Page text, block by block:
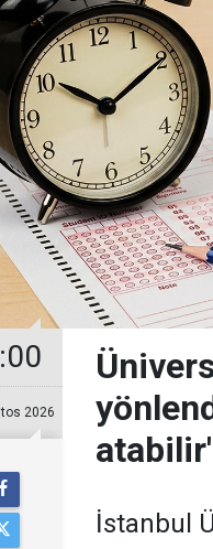
2026
atabilir'
İstanbul